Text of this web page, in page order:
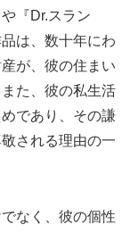
『Dr.スラン
は、数十年にわ
が、彼の住まい
た、彼の私生活
であり、その謙
される理由の一
なく、彼の個性